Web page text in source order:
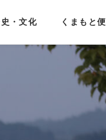
・文化 くまもと